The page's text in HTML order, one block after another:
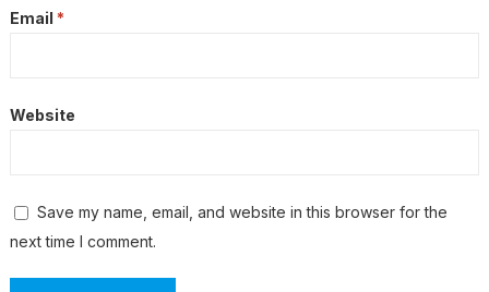
Email *
Website
Save my name, email, and website in this browser for the
next time I comment.